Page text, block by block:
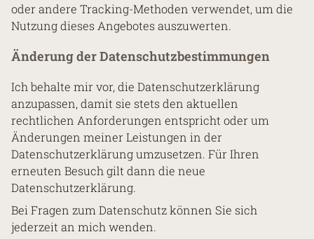
oder andere Tracking-Methoden verwendet, um die
Nutzung dieses Angebotes auszuwerten.
Änderung der Datenschutzbestimmungen
Ich behalte mir vor, die Datenschutzerklärung
anzupassen, damit sie stets den aktuellen
rechtlichen Anforderungen entspricht oder um
Änderungen meiner Leistungen in der
Datenschutzerklärung umzusetzen. Für Ihren
erneuten Besuch gilt dann die neue
Datenschutzerklärung.
Bei Fragen zum Datenschutz können Sie sich
jederzeit an mich wenden.
processing of my personal data.
Send
Imprint